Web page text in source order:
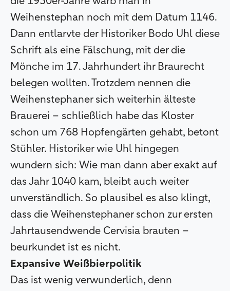
Weihenstephan noch mit dem Datum 1146.
Dann entlarvte der Historiker Bodo Uhl diese
Schrift als eine Fälschung, mit der die
Mönche im 17. Jahrhundert ihr Braurecht
belegen wollten. Trotzdem nennen die
Weihenstephaner sich weiterhin älteste
Brauerei – schließlich habe das Kloster
schon um 768 Hopfengärten gehabt, betont
Stühler. Historiker wie Uhl hingegen
wundern sich: Wie man dann aber exakt auf
das Jahr 1040 kam, bleibt auch weiter
unverständlich. So plausibel es also klingt,
dass die Weihenstephaner schon zur ersten
Jahrtausendwende Cervisia brauten –
beurkundet ist es nicht.
Expansive Weißbierpolitik
Das ist wenig verwunderlich, denn